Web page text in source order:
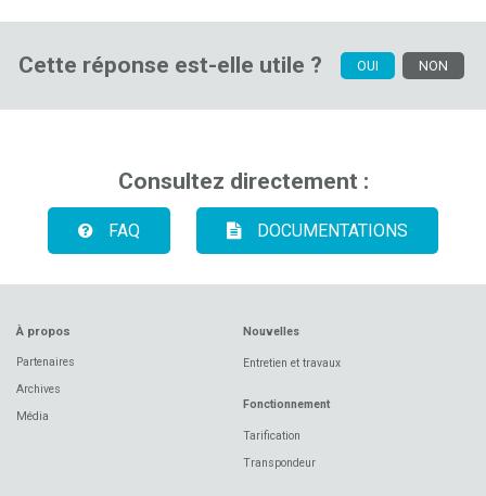
Cette réponse est-elle utile ? OUI NON
Consultez directement :
FAQ DOCUMENTATIONS
À propos
Partenaires
Archives
Média
Nouvelles
Entretien et travaux
Fonctionnement
Tarification
Transpondeur